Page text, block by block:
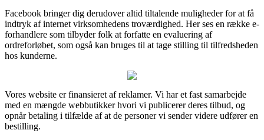
Facebook bringer dig derudover altid tiltalende muligheder for at få
indtryk af internet virksomhedens troværdighed. Her ses en række e-
forhandlere som tilbyder folk at forfatte en evaluering af
ordreforløbet, som også kan bruges til at tage stilling til tilfredsheden
hos kunderne.
Vores website er finansieret af reklamer. Vi har et fast samarbejde
med en mængde webbutikker hvori vi publicerer deres tilbud, og
opnår betaling i tilfælde af at de personer vi sender videre udfører en
bestilling.